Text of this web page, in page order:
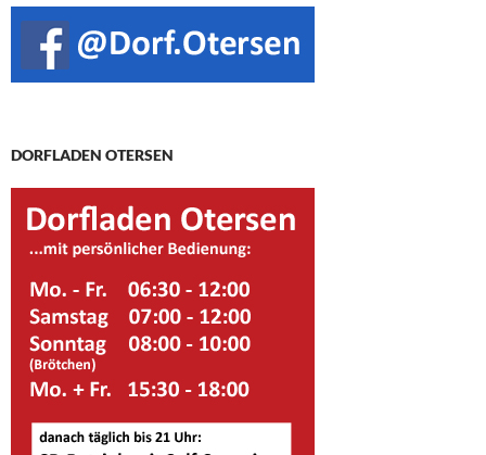
DORFLADEN OTERSEN